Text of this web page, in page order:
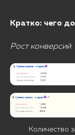
Кратко: чего
Рост конверсий
Количество